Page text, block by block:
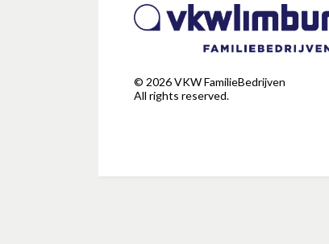
© 2026VKW FamilieBedrijven
All rights reserved.